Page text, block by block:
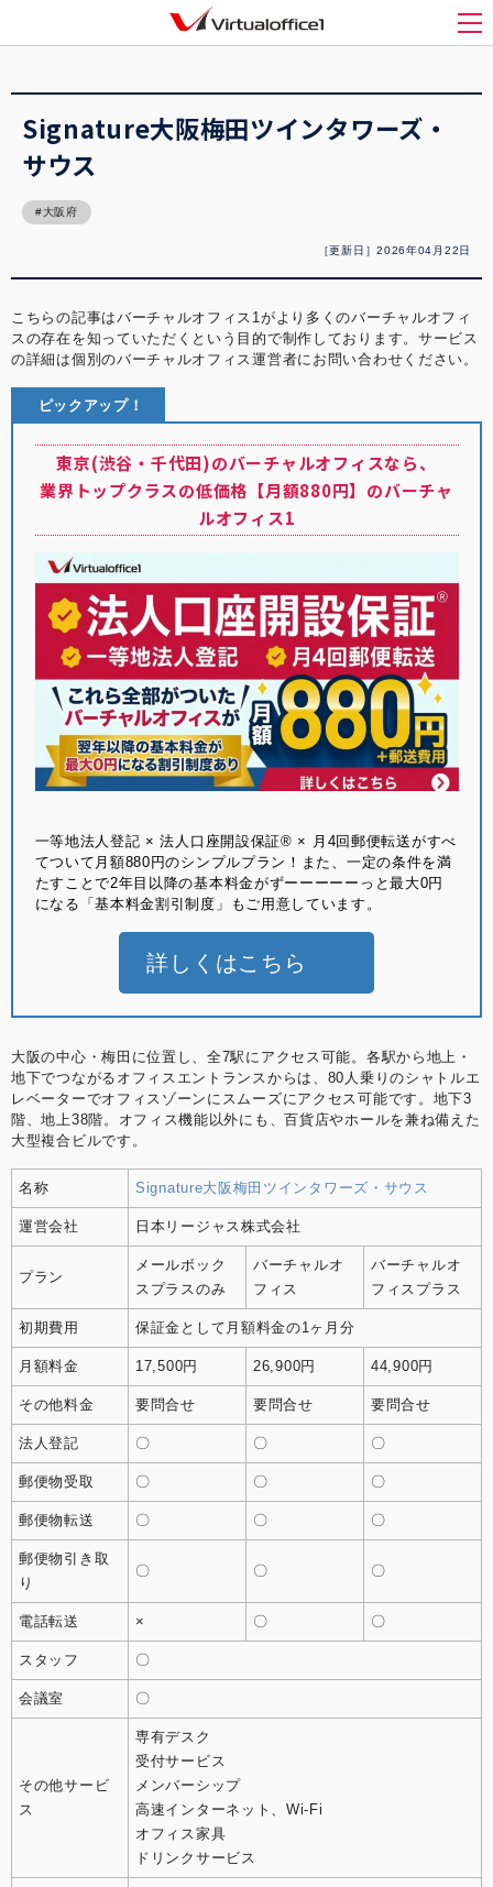
メ
バーチャルオフィス1(Virtualoffice1)
Signature大阪梅
Signature大阪梅田ツインタワーズ・
サウス
大阪府
［更新日］2026年04月22日
こちらの記事はバーチャルオフィス1がより多くのバーチャルオフィ
スの存在を知っていただくという目的で制作しております。サービス
の詳細は個別のバーチャルオフィス運営者にお問い合わせください。
ピックアップ！
東京(渋谷・千代田)のバーチャルオフィスなら、
業界トップクラスの低価格【月額880円】のバーチャ
ルオフィス1
⼀等地法⼈登記 × 法⼈⼝座開設保証® × ⽉4回郵便転送がすべ
てついて月額880円のシンプルプラン！また、一定の条件を満
たすことで2年目以降の基本料金がずーーーーーっと最大0円
になる「基本料金割引制度」もご用意しています。
詳しくはこちら
大阪の中心・梅田に位置し、全7駅にアクセス可能。各駅から地上・
地下でつながるオフィスエントランスからは、80人乗りのシャトルエ
レベーターでオフィスゾーンにスムーズにアクセス可能です。地下3
階、地上38階。オフィス機能以外にも、百貨店やホールを兼ね備えた
大型複合ビルです。
名称 Signature大阪梅田ツインタワーズ・サウス
運営会社 日本リージャス株式会社
プラン
メールボック
スプラスのみ
バーチャルオ
フィス
バーチャルオ
フィスプラス
初期費用 保証金として月額料金の1ヶ月分
月額料金 17,500円 26,900円 44,900円
その他料金 要問合せ 要問合せ 要問合せ
法人登記 〇 〇 〇
郵便物受取 〇 〇 〇
郵便物転送 〇 〇 〇
郵便物引き取
り
〇 〇 〇
電話転送 × 〇 〇
スタッフ 〇
会議室 〇
その他サービ
ス
専有デスク
受付サービス
メンバーシップ
高速インターネット、Wi-Fi
オフィス家具
ドリンクサービス